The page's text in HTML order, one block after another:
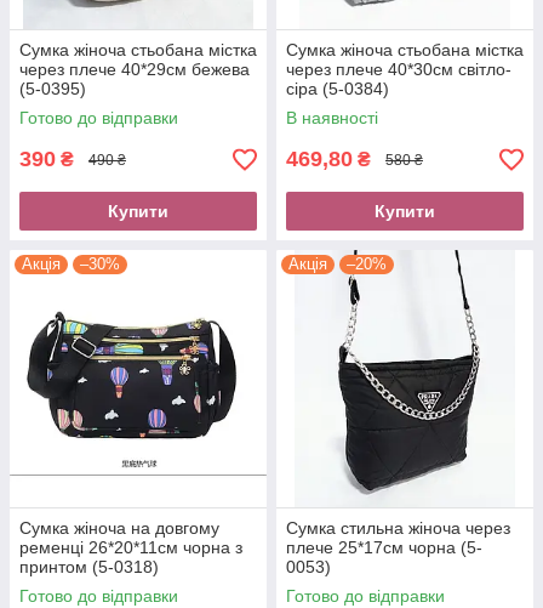
Сумка жіноча стьобана містка
через плече 40*29см бежева
(5-0395)
Готово до відправки
390 ₴ 490 ₴
Купити
Сумка жіноча стьобана містка
через плече 40*30см світло-
сіра (5-0384)
В наявності
469,80 ₴ 580 ₴
Купити
Акція –30%
Сумка жіноча на довгому
ременці 26*20*11см чорна з
принтом (5-0318)
Готово до відправки
Акція –20%
Сумка стильна жіноча через
плече 25*17см чорна (5-
0053)
Готово до відправки